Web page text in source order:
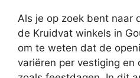
Als je op zoek bent naar
de Kruidvat winkels in
om te weten dat de
variëren per vestiging en